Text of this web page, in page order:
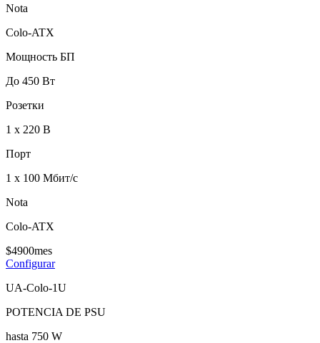
Nota
Colo-ATX
Мощность БП
До 450 Вт
Розетки
1 х 220 В
Порт
1 х 100 Мбит/с
Nota
Colo-ATX
$4900mes
Configurar
UA-Colo-1U
POTENCIA DE PSU
hasta 750 W